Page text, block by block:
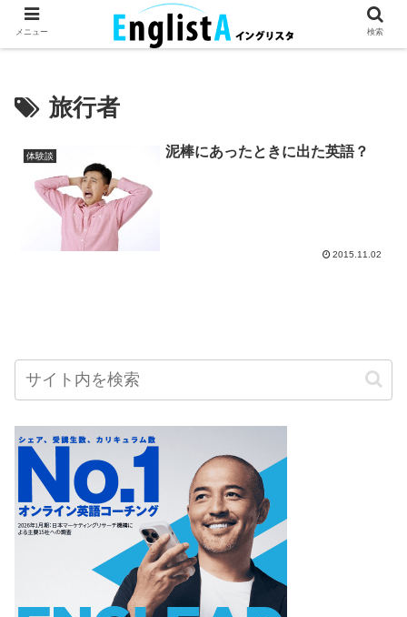
英語が話せるとちょっとハッピー。
旅行者
体験談 泥棒にあったときに出た英語？
2015.11.02
メニュー 検索